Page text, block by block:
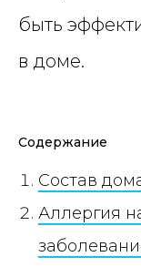
быть
в доме.
Содержание
Состав
Аллергия